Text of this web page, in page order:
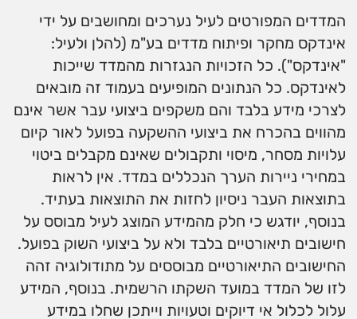
המדדים המפורטים לעיל נערכים ומחושבים על ידי
אינדקס מחקר ופיתוח מדדים בע"מ (להלן ולעיל:
"אינדקס"). כל הזכויות הנגזרות מהמדד שייכות
לאינדקס. כל הנתונים המופיעים בעמוד זה מובאים
לצרכי מידע בלבד והם משקפים ביצועי עבר אשר אינם
מהווים בהכרח את ביצועי ההשקעה בפועל לאור קיום
עלויות מסחר, מיסוי ותקבולים שאינם מקבלים ביטוי
במחירי ניירות הערך הנכללים במדד. אין לראות
בתוצאות העבר ניסיון לחזות את התוצאות בעתיד.
בנוסף, יודגש כי חלק מהמידע המוצג לעיל מבוסס על
חישובים תיאורטיים בלבד ולא על ביצועי השוק בפועל.
החישובים התיאורטיים מבוססים על מתודולוגיה זהה
לזו של המדד במועד השקתו הרשמית. בנוסף, המידע
עלול לכלול אי דיוקים וטעויות וייתכן שחלו במידע